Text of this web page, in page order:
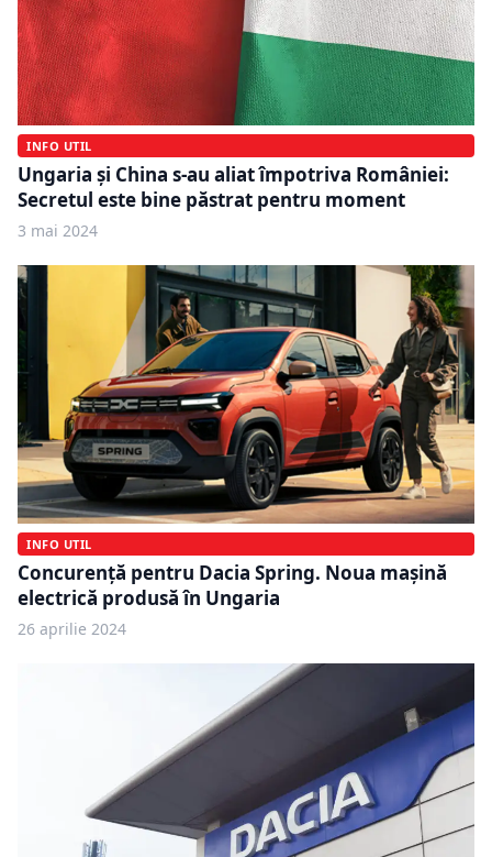
INFO UTIL
Ungaria și China s-au aliat împotriva României:
Secretul este bine păstrat pentru moment
3 mai 2024
INFO UTIL
Concurență pentru Dacia Spring. Noua mașină
electrică produsă în Ungaria
26 aprilie 2024